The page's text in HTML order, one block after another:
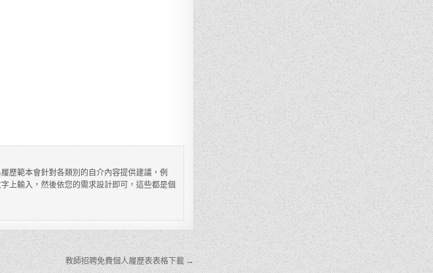
歷範本會針對各類別的自介內容提供建議，例
上輸入，然後依您的需求設計即可，這些都是個
教師招聘免費個人履歷表表格下載 →